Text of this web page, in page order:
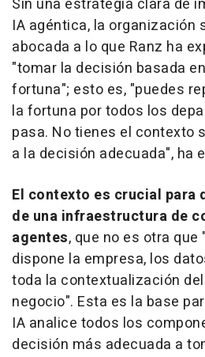
Sin una estrategia clara de
IA agéntica, la organización
abocada a lo que Ranz ha
"tomar la decisión basada
fortuna"; esto es, "puedes
la fortuna por todos los
pasa. No tienes el contexto
a la decisión adecuada", ha
El contexto es crucial para
de una infraestructura de
agentes, que no es otra
dispone la empresa, los
toda la contextualización
negocio". Esta es la base
IA analice todos los
decisión más adecuada a